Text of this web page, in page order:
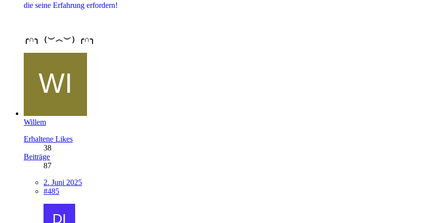
die seine Erfahrung erfordern!
╭∩╮（︶︿︶）╭∩╮
Willem
Erhaltene Likes
38
Beiträge
87
2. Juni 2025
#485